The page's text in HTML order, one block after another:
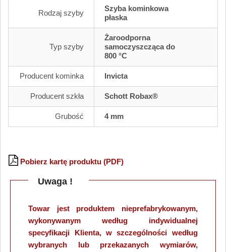
Rodzaj szyby
Szyba kominkowa
płaska
Typ szyby
Żaroodporna
samoczyszcząca do
800 °C
Producent kominka Invicta
Producent szkła Schott Robax®
Grubość 4 mm
Pobierz kartę produktu (PDF)
Uwaga !
Towar jest produktem nieprefabrykowanym,
wykonywanym według indywidualnej
specyfikacji Klienta, w szczególności według
wybranych lub przekazanych wymiarów,